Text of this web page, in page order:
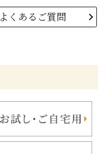
よくあるご質問